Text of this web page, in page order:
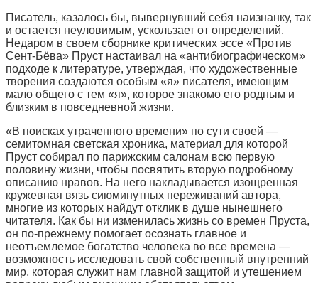
Писатель, казалось бы, вывернувший себя наизнанку, так
и остается неуловимым, ускользает от определений.
Недаром в своем сборнике критических эссе «Против
Сент-Бёва» Пруст настаивал на «антибиографическом»
подходе к литературе, утверждая, что художественные
творения создаются особым «я» писателя, имеющим
мало общего с тем «я», которое знакомо его родным и
близким в повседневной жизни.
«В поисках утраченного времени» по сути своей —
семитомная светская хроника, материал для которой
Пруст собирал по парижским салонам всю первую
половину жизни, чтобы посвятить вторую подробному
описанию нравов. На него накладывается изощренная
кружевная вязь сиюминутных переживаний автора,
многие из которых найдут отклик в душе нынешнего
читателя. Как бы ни изменилась жизнь со времен Пруста,
он по-прежнему помогает осознать главное и
неотъемлемое богатство человека во все времена —
возможность исследовать свой собственный внутренний
мир, которая служит нам главной защитой и утешением